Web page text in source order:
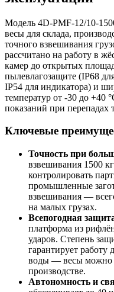
Модель 4D-PMF-12/10-
весы для склада,
точного взвешивания
рассчитано на работу в
камер до открытых
пылевлагозащите (IP68
IP54 для индикатора) и
температур от -30 до +40
показаний при перепадах
Ключевые
Точность при
взвешивания 1500
контролировать
промышленные
взвешивания —
на малых грузах.
Всепогодная
платформа из
ударов. Степень
гарантирует
воды — весы можно
производстве.
Автономность и